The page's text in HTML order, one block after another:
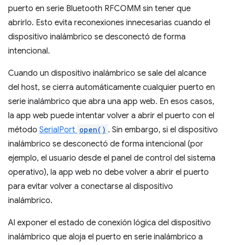
puerto en serie Bluetooth RFCOMM sin tener que
abrirlo. Esto evita reconexiones innecesarias cuando el
dispositivo inalámbrico se desconectó de forma
intencional.
Cuando un dispositivo inalámbrico se sale del alcance
del host, se cierra automáticamente cualquier puerto en
serie inalámbrico que abra una app web. En esos casos,
la app web puede intentar volver a abrir el puerto con el
método SerialPort open() . Sin embargo, si el dispositivo
inalámbrico se desconectó de forma intencional (por
ejemplo, el usuario desde el panel de control del sistema
operativo), la app web no debe volver a abrir el puerto
para evitar volver a conectarse al dispositivo
inalámbrico.
Al exponer el estado de conexión lógica del dispositivo
inalámbrico que aloja el puerto en serie inalámbrico a